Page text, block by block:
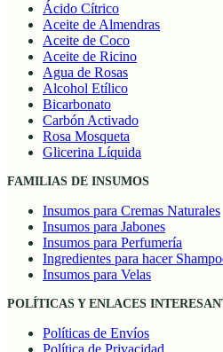
Ácido Cítrico
Aceite de Almendras
Aceite de Coco
Aceite de Ricino
Agua de Rosas
Alcohol Etílico
Bicarbonato
Carbón Activado
Rosa Mosqueta
Glicerina Líquida
FAMILIAS DE INSUMOS
Insumos para Cremas Naturales
Insumos para Jabones
Insumos para Perfumería
Ingredientes para hacer
Insumos para Velas
POLÍTICAS Y ENLACES
Políticas de Envíos